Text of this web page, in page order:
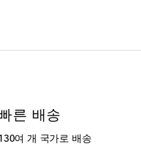
른 배송
여 개 국가로 배송